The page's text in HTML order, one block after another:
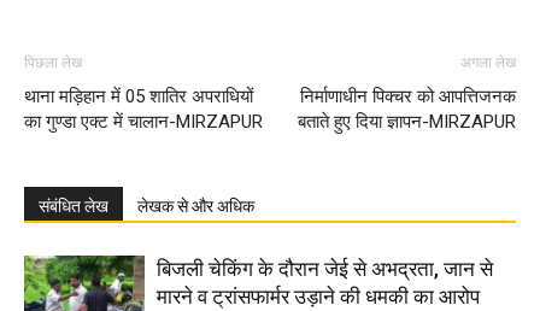
पिछला लेख
थाना मड़िहान में 05 शातिर अपराधियों
का गुण्डा एक्ट में चालान-MIRZAPUR
अगला लेख
निर्माणाधीन पिक्चर को आपत्तिजनक
बताते हुए दिया ज्ञापन-MIRZAPUR
संबंधित लेख लेखक से और अधिक
बिजली चेकिंग के दौरान जेई से अभद्रता, जान से
मारने व ट्रांसफार्मर उड़ाने की धमकी का आरोप